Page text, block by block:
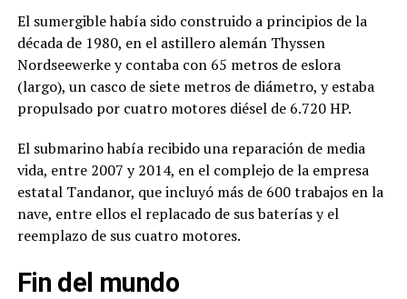
El sumergible había sido construido a principios de la
década de 1980, en el astillero alemán Thyssen
Nordseewerke y contaba con 65 metros de eslora
(largo), un casco de siete metros de diámetro, y estaba
propulsado por cuatro motores diésel de 6.720 HP.
El submarino había recibido una reparación de media
vida, entre 2007 y 2014, en el complejo de la empresa
estatal Tandanor, que incluyó más de 600 trabajos en la
nave, entre ellos el replacado de sus baterías y el
reemplazo de sus cuatro motores.
Fin del mundo